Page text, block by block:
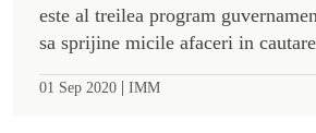
este al treilea program
sa sprijine micile afaceri in
01 Sep 2020 | IMM